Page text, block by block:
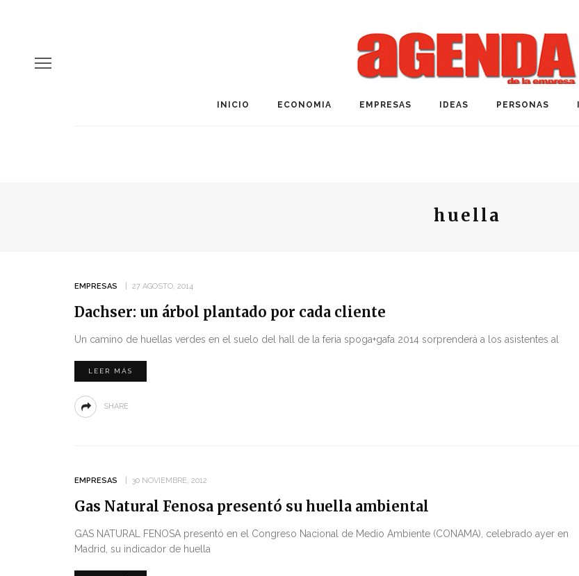
INICIO ECONOMIA EMPRESAS IDEAS PERSONAS
huella
EMPRESAS 27 AGOSTO, 2014
Dachser: un árbol plantado por cada cliente
Un camino de huellas verdes en el suelo del hall de la feria spoga+gafa 2014 sorprenderá a los asistentes al
LEER MÁS
SHARE
EMPRESAS 30 NOVIEMBRE, 2012
Gas Natural Fenosa presentó su huella ambiental
GAS NATURAL FENOSA presentó en el Congreso Nacional de Medio Ambiente (CONAMA), celebrado ayer en
Madrid, su indicador de huella